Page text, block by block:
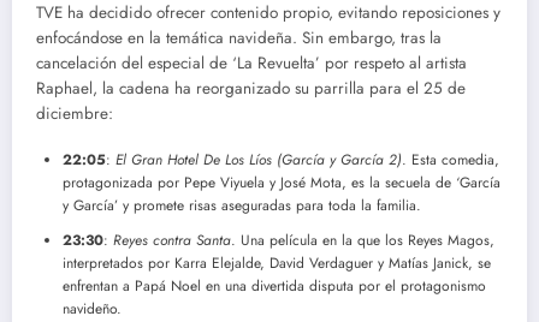
TVE ha decidido ofrecer contenido propio, evitando reposiciones y
enfocándose en la temática navideña. Sin embargo, tras la
cancelación del especial de ‘La Revuelta’ por respeto al artista
Raphael, la cadena ha reorganizado su parrilla para el 25 de
diciembre:
22:05: El Gran Hotel De Los Líos (García y García 2). Esta comedia,
protagonizada por Pepe Viyuela y José Mota, es la secuela de ‘García
y García’ y promete risas aseguradas para toda la familia.
23:30: Reyes contra Santa. Una película en la que los Reyes Magos,
interpretados por Karra Elejalde, David Verdaguer y Matías Janick, se
enfrentan a Papá Noel en una divertida disputa por el protagonismo
navideño.